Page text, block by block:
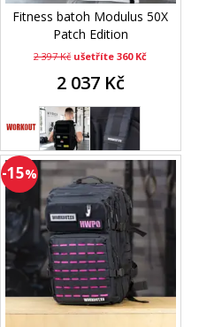
Fitness batoh Modulus 50X
Patch Edition
2 397 Kč ušetříte 360 Kč
2 037 Kč
-15%